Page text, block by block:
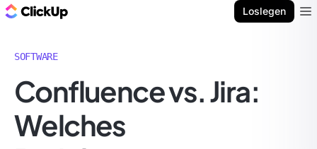
Loslegen
SOFTWARE
Confluence vs. Jira:
Welches